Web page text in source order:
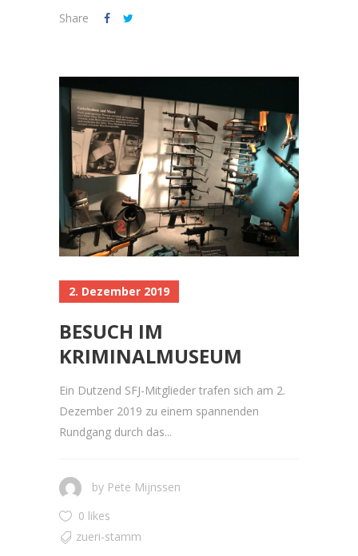
Share
2. Dezember 2019
BESUCH IM
KRIMINALMUSEUM
Ein Dutzend SFJ-Mitglieder trafen sich am 2.
Dezember 2019 zu einem spannenden
Rundgang durch das...
by Pete Mijnssen
0 likes
zueri-stamm